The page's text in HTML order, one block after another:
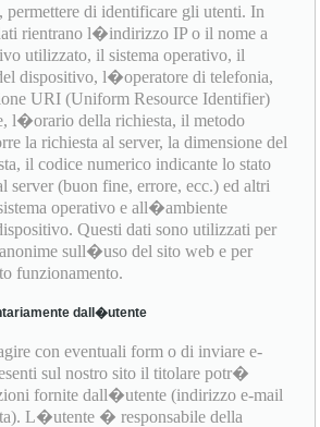
permettere di identificare gli utenti. In
rientrano l�indirizzo IP o il nome a
utilizzato, il sistema operativo, il
dispositivo, l�operatore di telefonia,
URI (Uniform Resource Identifier)
l�orario della richiesta, il metodo
la richiesta al server, la dimensione del
il codice numerico indicante lo stato
server (buon fine, errore, ecc.) ed altri
operativo e all�ambiente
Questi dati sono utilizzati per
sull�uso del sito web e per
funzionamento.
dall�utente
con eventuali form o di inviare e-
sul nostro sito il titolare potr�
fornite dall�utente (indirizzo e-mail
L�utente � responsabile della